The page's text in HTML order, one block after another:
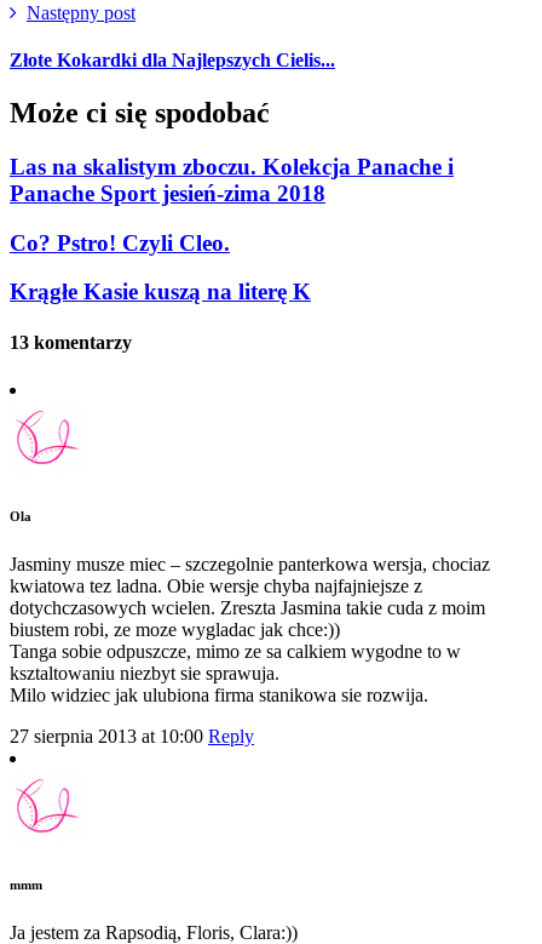
Następny post
Złote Kokardki dla Najlepszych Cielis...
Może ci się spodobać
Las na skalistym zboczu. Kolekcja Panache i
Panache Sport jesień-zima 2018
Co? Pstro! Czyli Cleo.
Krągłe Kasie kuszą na literę K
13 komentarzy
Ola
Jasminy musze miec – szczegolnie panterkowa wersja, chociaz
kwiatowa tez ladna. Obie wersje chyba najfajniejsze z
dotychczasowych wcielen. Zreszta Jasmina takie cuda z moim
biustem robi, ze moze wygladac jak chce:))
Tanga sobie odpuszcze, mimo ze sa calkiem wygodne to w
ksztaltowaniu niezbyt sie sprawuja.
Milo widziec jak ulubiona firma stanikowa sie rozwija.
27 sierpnia 2013 at 10:00 Reply
mmm
Ja jestem za Rapsodią, Floris, Clara:))